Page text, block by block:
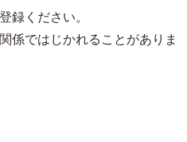
録ください。
係ではじかれることがありま